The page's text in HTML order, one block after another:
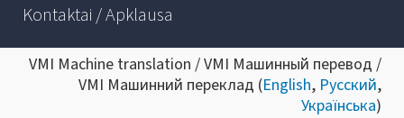
Kontaktai / Apklausa
VMI Machine translation / VMI Машинный перевод /
VMI Машинний переклад (English, Русский,
Українська)